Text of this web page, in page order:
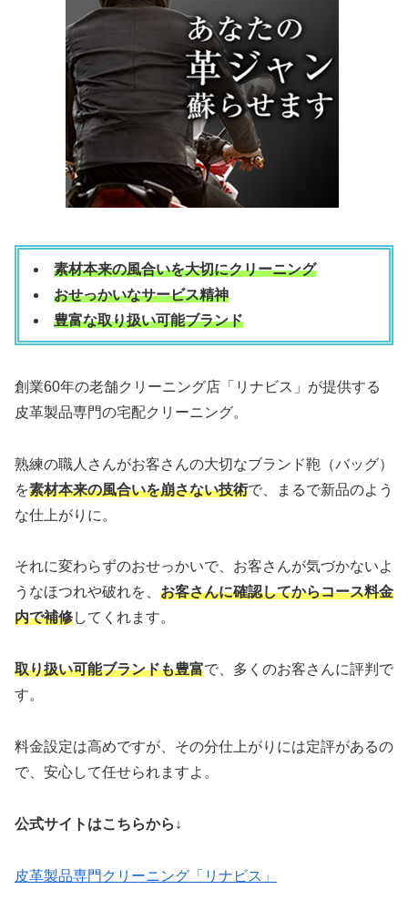
素材本来の風合いを大切にクリーニング
おせっかいなサービス精神
豊富な取り扱い可能ブランド
創業60年の老舗クリーニング店「リナビス」が提供する
皮革製品専門の宅配クリーニング。
熟練の職人さんがお客さんの大切なブランド鞄（バッグ）
を素材本来の風合いを崩さない技術で、まるで新品のよう
な仕上がりに。
それに変わらずのおせっかいで、お客さんが気づかないよ
うなほつれや破れを、 お客さんに確認してからコース料金
内で補修してくれます。
取り扱い可能ブランドも豊富で、多くのお客さんに評判で
す。
料金設定は高めですが、その分仕上がりには定評があるの
で、安心して任せられますよ。
公式サイトはこちらから↓
皮革製品専門クリーニング「リナビス」